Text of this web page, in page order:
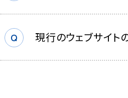
現行のウェブサイト